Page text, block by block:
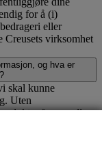
for å (i)
eller
Creusets virksomhet
og hva er
skal kunne
Uten
fra oss eller
kanskje